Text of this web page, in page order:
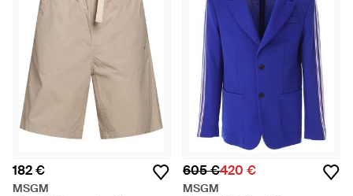
182 €
MSGM
605 €420 €
MSGM